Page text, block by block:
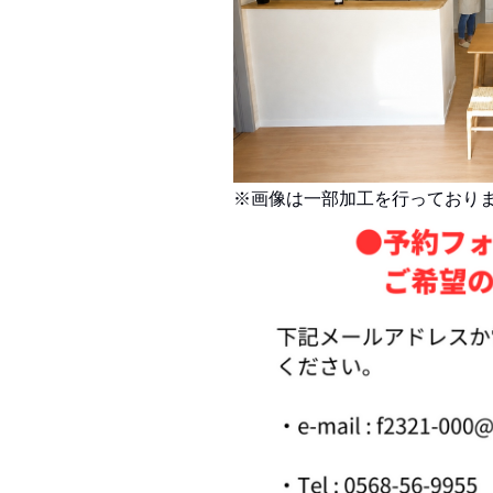
※画像は一部加工を行っており